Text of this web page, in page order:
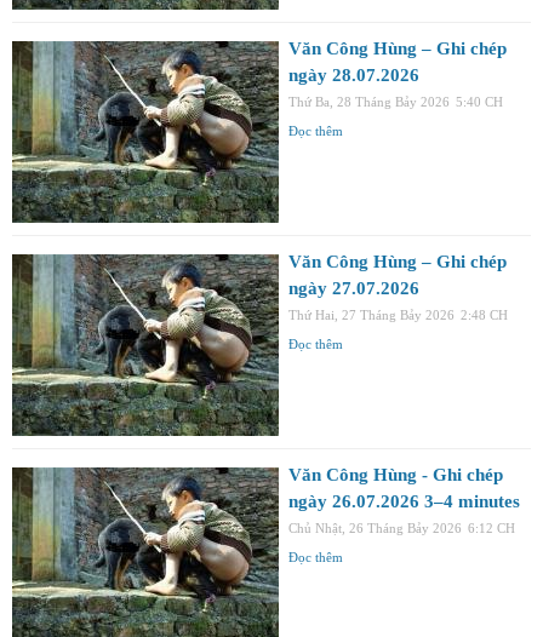
Văn Công Hùng – Ghi chép
ngày 28.07.2026
Thứ Ba, 28 Tháng Bảy 2026 5:40 CH
Đọc thêm
Văn Công Hùng – Ghi chép
ngày 27.07.2026
Thứ Hai, 27 Tháng Bảy 2026 2:48 CH
Đọc thêm
Văn Công Hùng - Ghi chép
ngày 26.07.2026 3–4 minutes
Chủ Nhật, 26 Tháng Bảy 2026 6:12 CH
Đọc thêm